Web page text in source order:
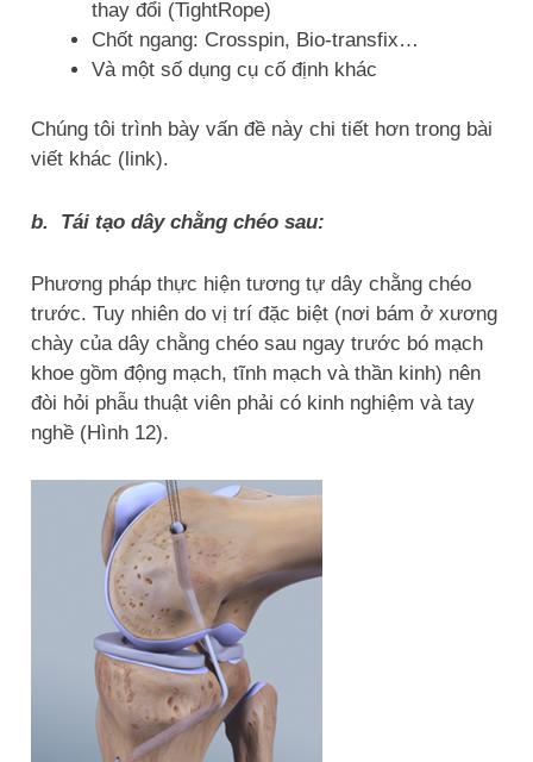
thay đổi (TightRope)
Chốt ngang: Crosspin, Bio-transfix…
Và một số dụng cụ cố định khác
Chúng tôi trình bày vấn đề này chi tiết hơn trong bài
viết khác (link).
b. Tái tạo dây chằng chéo sau:
Phương pháp thực hiện tương tự dây chằng chéo
trước. Tuy nhiên do vị trí đặc biệt (nơi bám ở xương
chày của dây chằng chéo sau ngay trước bó mạch
khoe gồm động mạch, tĩnh mạch và thần kinh) nên
đòi hỏi phẫu thuật viên phải có kinh nghiệm và tay
nghề (Hình 12).